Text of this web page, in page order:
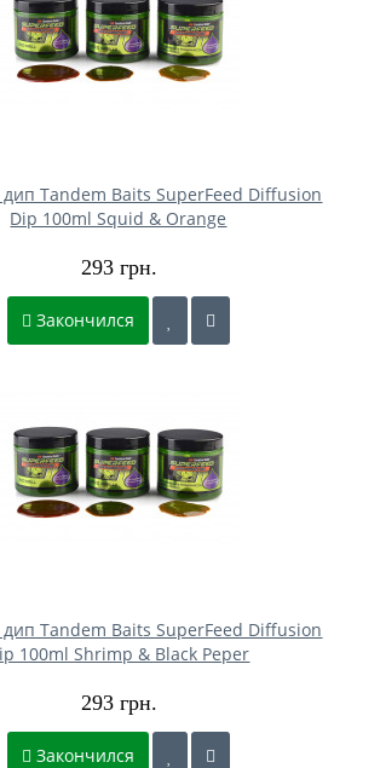
Tandem Baits SuperFeed Diffusion
Dip 100ml Squid & Orange
293 грн.
Закончился
Tandem Baits SuperFeed Diffusion
100ml Shrimp & Black Peper
293 грн.
Закончился